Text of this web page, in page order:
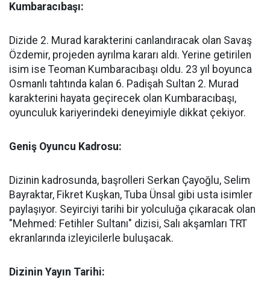
Kumbaracıbaşı:
Dizide 2. Murad karakterini canlandıracak olan Savaş
Özdemir, projeden ayrılma kararı aldı. Yerine getirilen
isim ise Teoman Kumbaracıbaşı oldu. 23 yıl boyunca
Osmanlı tahtında kalan 6. Padişah Sultan 2. Murad
karakterini hayata geçirecek olan Kumbaracıbaşı,
oyunculuk kariyerindeki deneyimiyle dikkat çekiyor.
Geniş Oyuncu Kadrosu:
Dizinin kadrosunda, başrolleri Serkan Çayoğlu, Selim
Bayraktar, Fikret Kuşkan, Tuba Ünsal gibi usta isimler
paylaşıyor. Seyirciyi tarihi bir yolculuğa çıkaracak olan
"Mehmed: Fetihler Sultanı" dizisi, Salı akşamları TRT
ekranlarında izleyicilerle buluşacak.
Dizinin Yayın Tarihi: